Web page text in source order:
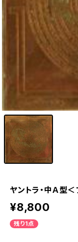
ヤントラ・中Ａ型
¥8,800
残り1点